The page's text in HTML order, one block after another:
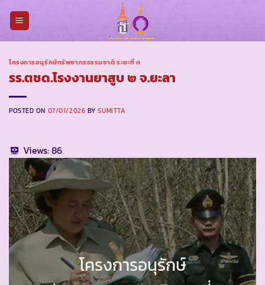
โครงการอนุรักษ์ทรัพยากรธรรมชาติ ระยะที่ ๓
รร.ตชด.โรงงานยาสูบ ๒ จ.ยะลา
POSTED ON 07/01/2026 BYSUMITTA
Views:86
โครงการอนุรักษ์